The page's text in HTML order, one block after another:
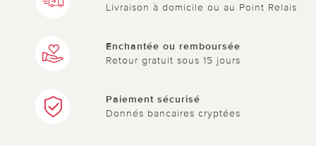
Livraison à domicile ou au Point Relais
Enchantée ou remboursée
Retour gratuit sous 15 jours
Paiement sécurisé
Donnés bancaires cryptées